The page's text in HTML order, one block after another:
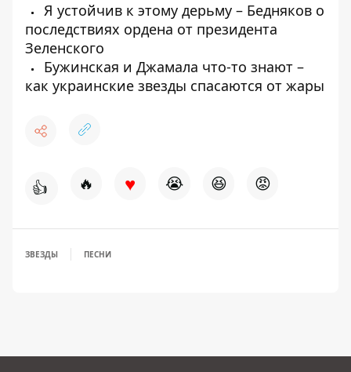
Я устойчив к этому дерьму – Бедняков о
последствиях ордена от президента
Зеленского
Бужинская и Джамала что-то знают –
как украинские звезды спасаются от жары
👍 🔥 ♥ 😭 😆 😡
ЗВЕЗДЫ ПЕСНИ